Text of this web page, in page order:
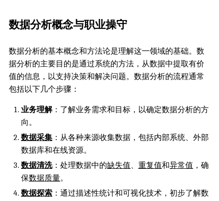
数据分析概念与职业操守
数据分析的基本概念和方法论是理解这一领域的基础。数
据分析的主要目的是通过系统的方法，从数据中提取有价
值的信息，以支持决策和解决问题。数据分析的流程通常
包括以下几个步骤：
业务理解：了解业务需求和目标，以确定数据分析的方
向。
数据采集 ：从各种来源收集数据，包括内部系统、外部
数据库和在线资源。
数据清洗：处理数据中的缺失值、 重复值和异常值 ，确
保数据质量。
数据探索 ：通过描述性统计和可视化技术，初步了解数